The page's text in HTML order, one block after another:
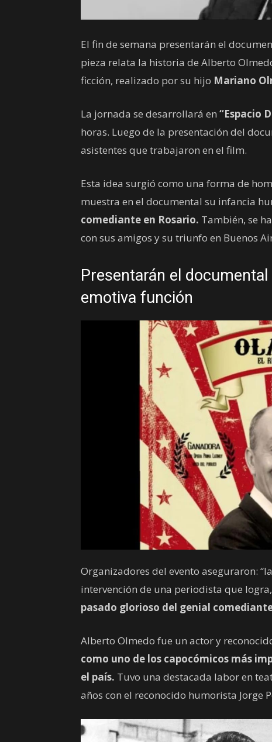
El fin de semana presentarán el
pieza relata la historia de Alberto
ficción, realizado por su hijo Mariano
La jornada se desarrollará en “Espacio
horas. Luego de la presentación del
asistentes que trabajaron en el film.
Esta idea surgió como una forma de
muestra en el documental su infancia
comediante en Rosario. También, se
con sus amigos y su triunfo en Buenos
Presentarán el
emotiva función
Organizadores del evento aseguraron:
intervención de una periodista que
pasado glorioso del genial
Alberto Olmedo fue un actor y
como uno de los capocómicos más
el país. Tuvo una destacada labor en
años con el reconocido humorista Jorge